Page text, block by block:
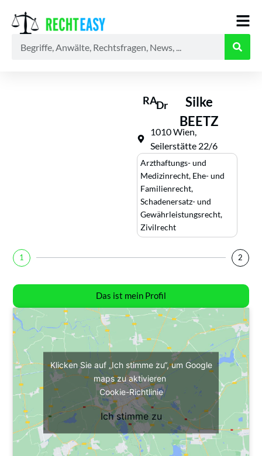
RADr
Silke
BEETZ
1010 Wien,
Seilerstätte 22/6
Arzthaftungs- und
Medizinrecht, Ehe- und
Familienrecht,
Schadenersatz- und
Gewährleistungsrecht,
Zivilrecht
1 2
Das ist mein Profil
Klicken Sie auf „Ich stimme zu“, um Google
maps zu aktivieren
Cookie-Richtlinie
Ich stimme zu